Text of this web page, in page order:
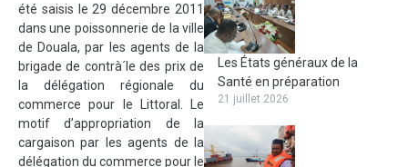
été saisis le 29 décembre 2011
dans une poissonnerie de la ville
de Douala, par les agents de la
brigade de contrà´le des prix de
la délégation régionale du
commerce pour le Littoral. Le
motif d’appropriation de la
cargaison par les agents de la
délégation du commerce pour le
Les États généraux de la
Santé en préparation
21 juillet 2026